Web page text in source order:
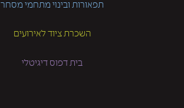
תפאורות ובינוי מתחמי מסחר
השכרת ציוד לאירועים
בית דפוס דיגיטלי